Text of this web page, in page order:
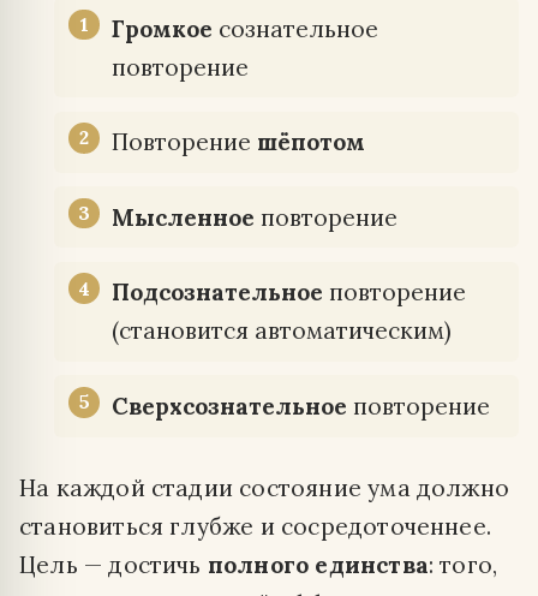
Громкое сознательное
повторение
Повторение шёпотом
Мысленное повторение
Подсознательное повторение
(становится автоматическим)
Сверхсознательное повторение
На каждой стадии состояние ума должно
становиться глубже и сосредоточеннее.
Цель — достичь полного единства: того,